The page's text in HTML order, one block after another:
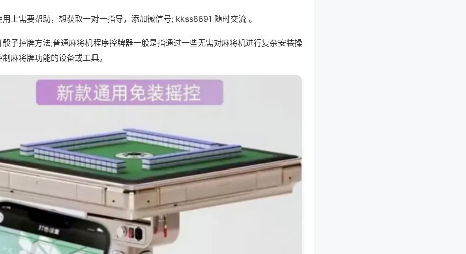
上需要帮助，想获取一对一指导，添加微信号; kkss8691 随时交流 。
骰子控牌方法;普通麻将机程序控牌器一般是指通过一些无需对麻将机进行复杂安装操
麻将牌功能的设备或工具。